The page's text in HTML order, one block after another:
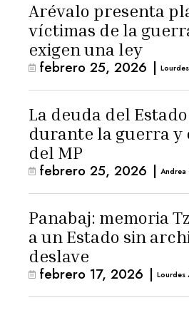
Arévalo presenta
víctimas de la
exigen una ley
febrero 25, 2026 |
La deuda del
durante la guerra y
del MP
febrero 25, 2026 | Andrea
Panabaj: memoria
a un Estado sin
deslave
febrero 17, 2026 | Lourdes